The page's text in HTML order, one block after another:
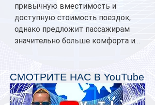
привычную вместимость и
доступную стоимость поездок,
однако предложит пассажирам
значительно больше комфорта и
планируется начать в 2027 году.
Одним из главных нововведений
станут индивидуальные шторки у
СМОТРИТЕ НАС В YouTube